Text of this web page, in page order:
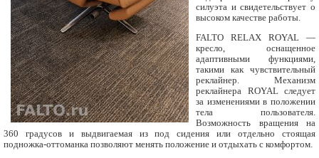
силуэта и свидетельствует о
высоком качестве работы.
FALTO RELAX ROYAL —
кресло, оснащенное
адаптивными функциями,
такими как чувствительный
реклайнер. Механизм
реклайнера ROYAL следует
за изменениями в положении
тела пользователя.
Возможность вращения на
360 градусов и выдвигаемая из под сидения или отдельно стоящая
подножка-оттоманка позволяют менять положение и отдыхать с комфортом.